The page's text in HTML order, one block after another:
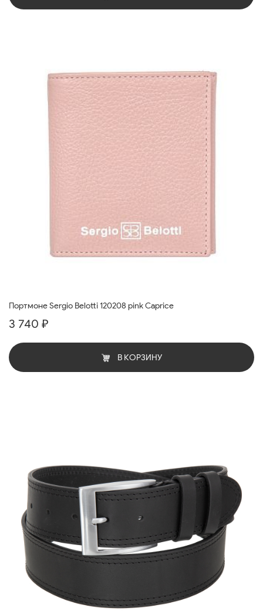
Портмоне Sergio Belotti 120208 pink Caprice
3 740 ₽
В КОРЗИНУ